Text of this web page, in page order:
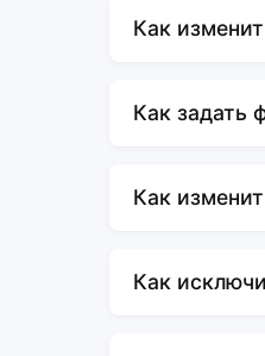
Как
Как задать
Как
Как